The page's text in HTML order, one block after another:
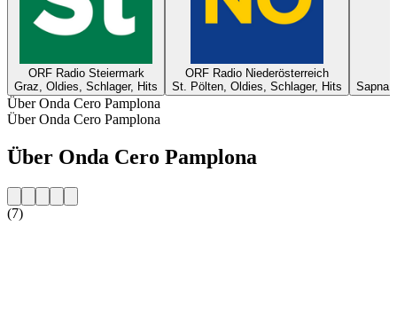
ORF Radio Steiermark
Graz, Oldies, Schlager, Hits
ORF Radio Niederösterreich
St. Pölten, Oldies, Schlager, Hits
Sapna,
Über Onda Cero Pamplona
Über Onda Cero Pamplona
Über Onda Cero Pamplona
(7)